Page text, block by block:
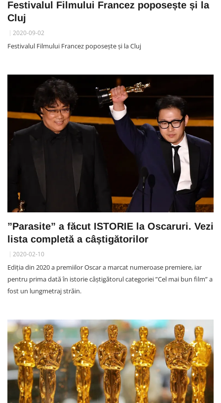
Festivalul Filmului Francez poposește și la
Cluj
2020-09-02
Festivalul Filmului Francez poposește și la Cluj
”Parasite” a făcut ISTORIE la Oscaruri. Vezi
lista completă a câștigătorilor
2020-02-10
Ediția din 2020 a premiilor Oscar a marcat numeroase premiere, iar
pentru prima dată în istorie câștigătorul categoriei ”Cel mai bun film” a
fost un lungmetraj străin.